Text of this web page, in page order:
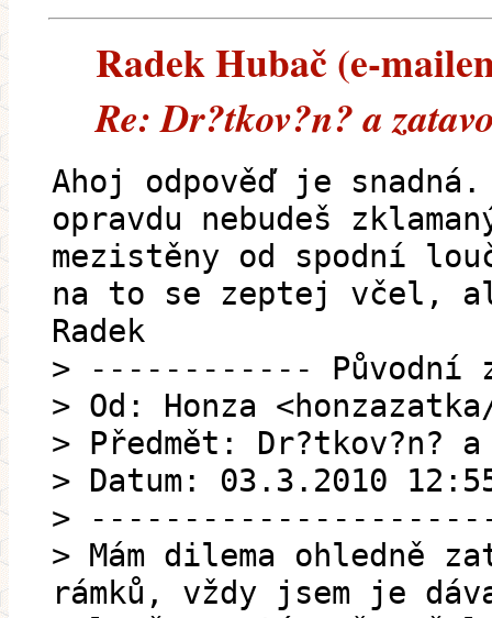
Radek Hubač (e-
Re: Dr?tkov?n? a
Ahoj odpověď je
opravdu nebudeš
mezistěny od spodní
na to se zeptej včel,
Radek
> ------------ Původní
> Od: Honza
> Předmět: Dr?tkov?n?
> Datum: 03.3.2010
>
> Mám dilema ohledně
rámků, vždy jsem je